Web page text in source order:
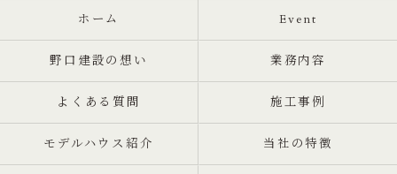
ホーム Event
野口建設の想い 業務内容
よくある質問 施工事例
モデルハウス紹介 当社の特徴